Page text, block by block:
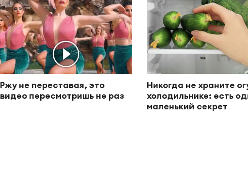
Ржу не переставая, это
видео пересмотришь не раз
Никогда не храните
холодильнике: есть
маленький секрет